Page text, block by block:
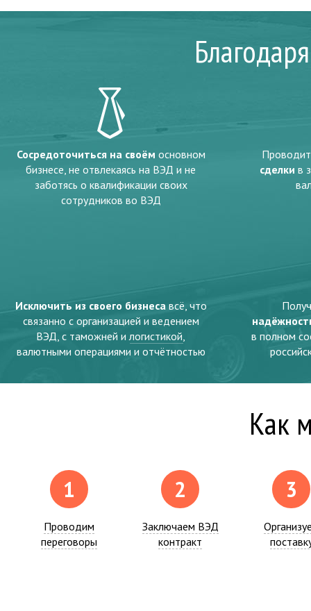
Сосредоточиться на своём основном
бизнесе, не отвлекаясь на ВЭД и не
заботясь о квалификации своих
сотрудников во ВЭД
сделки в
Исключить из своего бизнеса всё, что
связанно с организацией и ведением
ВЭД, с таможней илогистикой,
валютными операциями и отчётностью
в полном
Как
1
Проводим
переговоры
2
Заключаем ВЭД
контракт
3